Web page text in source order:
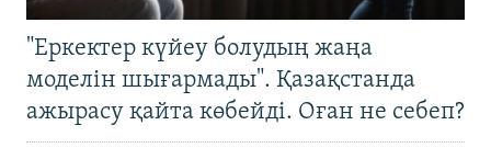
"Еркектер күйеу болудың жаңа
моделін шығармады". Қазақстанда
ажырасу қайта көбейді. Оған не себеп?